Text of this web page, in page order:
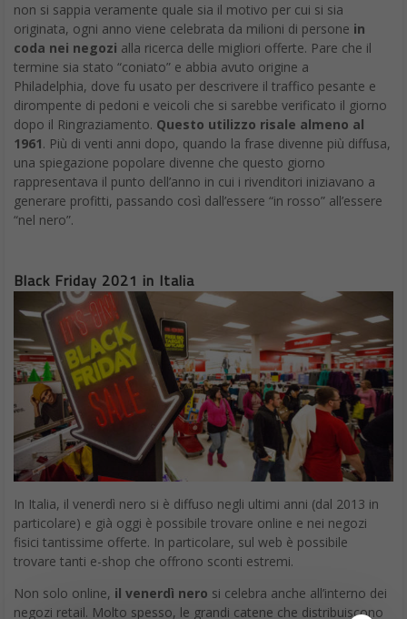
non si sappia veramente quale sia il motivo per cui si sia
originata, ogni anno viene celebrata da milioni di persone in
coda nei negozi alla ricerca delle migliori offerte. Pare che il
termine sia stato “coniato” e abbia avuto origine a
Philadelphia, dove fu usato per descrivere il traffico pesante e
dirompente di pedoni e veicoli che si sarebbe verificato il giorno
dopo il Ringraziamento. Questo utilizzo risale almeno al
1961. Più di venti anni dopo, quando la frase divenne più diffusa,
una spiegazione popolare divenne che questo giorno
rappresentava il punto dell’anno in cui i rivenditori iniziavano a
generare profitti, passando così dall’essere “in rosso” all’essere
“nel nero”.
Black Friday 2021 in Italia
In Italia, il venerdì nero si è diffuso negli ultimi anni (dal 2013 in
particolare) e già oggi è possibile trovare online e nei negozi
fisici tantissime offerte. In particolare, sul web è possibile
trovare tanti e-shop che offrono sconti estremi.
Non solo online, il venerdì nero si celebra anche all’interno dei
negozi retail. Molto spesso, le grandi catene che distribuiscono